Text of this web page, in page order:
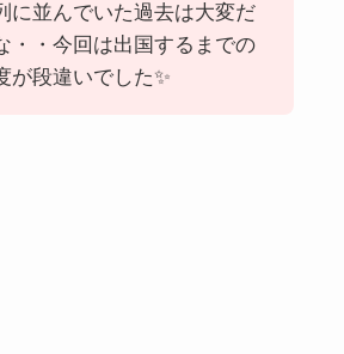
に並んでいた過去は大変だ
・・今回は出国するまでの
が段違いでした✨